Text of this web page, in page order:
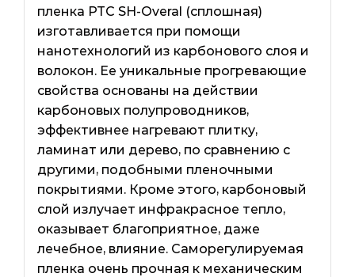
пленка PTC SH-Overal (сплошная)
изготавливается при помощи
нанотехнологий из карбонового слоя и
волокон. Ее уникальные прогревающие
свойства основаны на действии
карбоновых полупроводников,
эффективнее нагревают плитку,
ламинат или дерево, по сравнению с
другими, подобными пленочными
покрытиями. Кроме этого, карбоновый
слой излучает инфракрасное тепло,
оказывает благоприятное, даже
лечебное, влияние. Саморегулируемая
пленка очень прочная к механическим